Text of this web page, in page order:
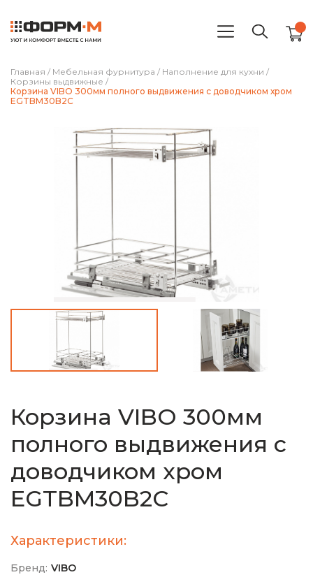
Главная / Мебельная фурнитура / Наполнение для кухни /
Корзины выдвижные /
Корзина VIBO 300мм полного выдвижения с доводчиком хром
EGTBM30B2C
Корзина VIBO 300мм
полного выдвижения с
доводчиком хром
EGTBM30B2C
Характеристики:
Бренд: VIBO